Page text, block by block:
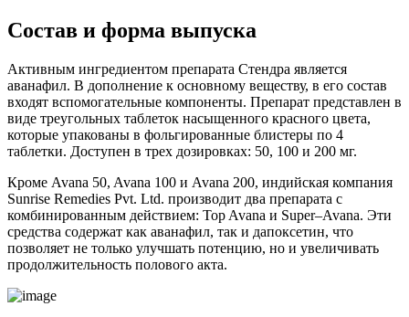
Состав и форма выпуска
Активным ингредиентом препарата Стендра является
аванафил. В дополнение к основному веществу, в его состав
входят вспомогательные компоненты. Препарат представлен в
виде треугольных таблеток насыщенного красного цвета,
которые упакованы в фольгированные блистеры по 4
таблетки. Доступен в трех дозировках: 50, 100 и 200 мг.
Кроме Avana 50, Avana 100 и Avana 200, индийская компания
Sunrise Remedies Pvt. Ltd. производит два препарата с
комбинированным действием: Top Avana и Super–Avana. Эти
средства содержат как аванафил, так и дапоксетин, что
позволяет не только улучшать потенцию, но и увеличивать
продолжительность полового акта.